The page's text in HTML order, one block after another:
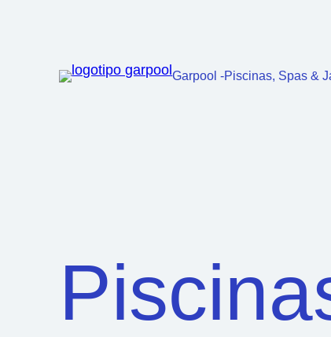
Garpool -Piscinas, Spas &